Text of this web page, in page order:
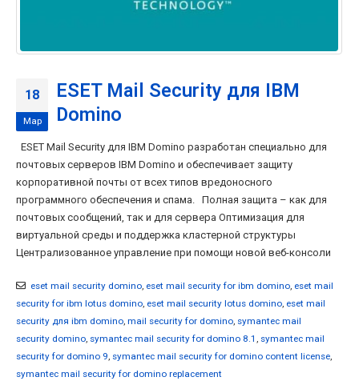
18
Мар
ESET Mail Security для IBM
Domino
ESET Mail Security для IBM Domino разработан специально для
почтовых серверов IBM Domino и обеспечивает защиту
корпоративной почты от всех типов вредоносного
программного обеспечения и спама. Полная защита – как для
почтовых сообщений, так и для сервера Оптимизация для
виртуальной среды и поддержка кластерной структуры
Централизованное управление при помощи новой веб-консоли
eset mail security domino, eset mail security for ibm domino, eset mail
security for ibm lotus domino eset mail security lotus domino eset mail
security для ibm domino mail security for domino symantec mail
security domino symantec mail security for domino 8.1 symantec mail
security for domino 9 symantec mail security for domino content license
symantec mail security for domino replacement